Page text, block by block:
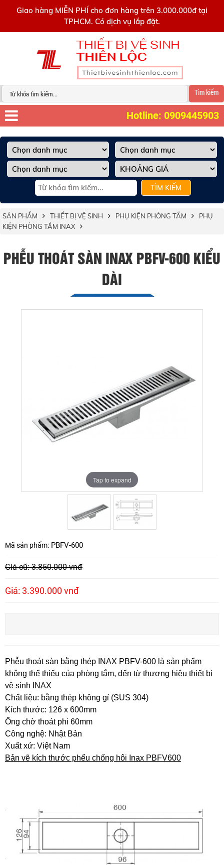
Giao hàng MIỄN PHÍ cho đơn hàng trên 3.000.000đ tại
TPHCM. Có dịch vụ lắp đặt.
Tìm kiếm
Hotline: 0909445903
TÌM KIẾM
SẢN PHẨM THIẾT BỊ VỆ SINH PHỤ KIỆN PHÒNG TẮM
PHỤ
KIỆN PHÒNG TẮM INAX
PHỄU THOÁT SÀN INAX PBFV-600 KIỂU
DÀI
Tap to expand
Tap to expand
Mã sản phẩm: PBFV-600
Giá cũ: 3.850.000 vnđ
Giá: 3.390.000 vnđ
Phễu thoát sàn bằng thép INAX PBFV-600 là sản phẩm
không thể thiếu của phòng tắm, đến từ thương hiệu thiết bị
vệ sinh INAX
Chất liệu: bằng thép không gỉ (SUS 304)
Kích thước: 126 x 600mm
Ống chờ thoát phi 60mm
Công nghệ: Nhật Bản
Xuất xứ: Việt Nam
Bản vẽ kích thước phểu chống hôi Inax PBFV600
0909445903